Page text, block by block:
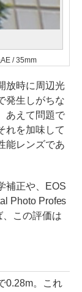
/ 35mm
放時に周辺光
発生しがちな
あえて問題で
れを加味して
能レンズであ
補正や、EOS
Photo Profes
この評価は
0.28m。これ